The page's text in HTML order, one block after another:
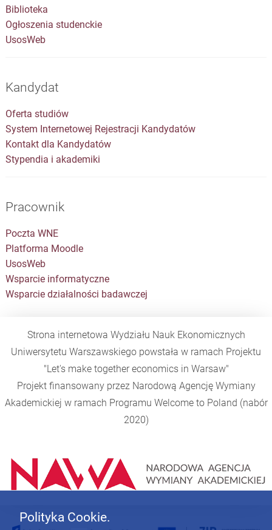
Biblioteka
Ogłoszenia studenckie
UsosWeb
Kandydat
Oferta studiów
System Internetowej Rejestracji Kandydatów
Kontakt dla Kandydatów
Stypendia i akademiki
Pracownik
Poczta WNE
Platforma Moodle
UsosWeb
Wsparcie informatyczne
Wsparcie działalności badawczej
Strona internetowa Wydziału Nauk Ekonomicznych
Uniwersytetu Warszawskiego powstała w ramach Projektu
"Let's make together economics in Warsaw"
Projekt finansowany przez Narodową Agencję Wymiany
Akademickiej w ramach Programu Welcome to Poland (nabór
2020)
Polityka Cookie.